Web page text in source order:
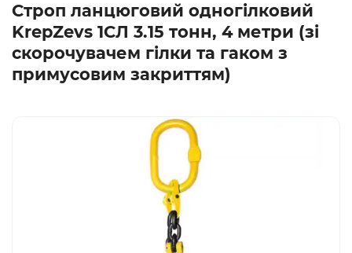
Строп ланцюговий одногілковий
KrepZevs 1СЛ 3.15 тонн, 4 метри (зі
скорочувачем гілки та гаком з
примусовим закриттям)